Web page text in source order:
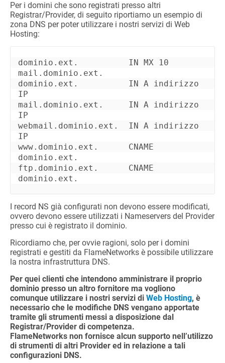
Per i domini che sono registrati presso altri
Registrar/Provider, di seguito riportiamo un esempio di
zona DNS per poter utilizzare i nostri servizi di Web
Hosting:
dominio.ext.          IN MX 10
mail.dominio.ext.
dominio.ext.          IN A indirizzo
IP
mail.dominio.ext.     IN A indirizzo
IP
webmail.dominio.ext.  IN A indirizzo
IP
www.dominio.ext.      CNAME
dominio.ext.
ftp.dominio.ext.      CNAME
I record NS già configurati non devono essere modificati,
ovvero devono essere utilizzati i Nameservers del Provider
presso cui è registrato il dominio.
Ricordiamo che, per ovvie ragioni, solo per i domini
registrati e gestiti da FlameNetworks è possibile utilizzare
la nostra infrastruttura DNS.
Per quei clienti che intendono amministrare il proprio
dominio presso un altro fornitore ma vogliono
comunque utilizzare i nostri servizi di Web Hosting, è
necessario che le modifiche DNS vengano apportate
tramite gli strumenti messi a disposizione dal
Registrar/Provider di competenza.
FlameNetworks non fornisce alcun supporto nell’utilizzo
di strumenti di altri Provider ed in relazione a tali
configurazioni DNS.